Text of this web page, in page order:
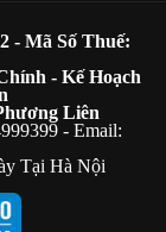
- Mã Số Thuế:
- Kế Hoạch
Liên
- Email:
Tại Hà Nội